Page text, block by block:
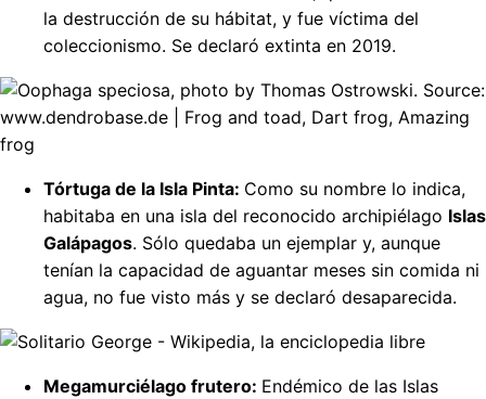
la destrucción de su hábitat, y fue víctima del
coleccionismo. Se declaró extinta en 2019.
Tórtuga de la Isla Pinta: Como su nombre lo indica,
habitaba en una isla del reconocido archipiélago Islas
Galápagos. Sólo quedaba un ejemplar y, aunque
tenían la capacidad de aguantar meses sin comida ni
agua, no fue visto más y se declaró desaparecida.
Megamurciélago frutero: Endémico de las Islas